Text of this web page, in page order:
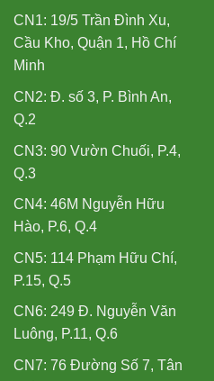
CN1: 19/5 Trần Đình Xu,
Cầu Kho, Quận 1, Hồ Chí
Minh
CN2: Đ. số 3, P. Bình An,
Q.2
CN3: 90 Vườn Chuối, P.4,
Q.3
CN4: 46M Nguyễn Hữu
Hào, P.6, Q.4
CN5: 114 Phạm Hữu Chí,
P.15, Q.5
CN6: 249 Đ. Nguyễn Văn
Luông, P.11, Q.6
CN7: 76 Đường Số 7, Tân